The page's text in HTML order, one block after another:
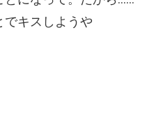
でキスしようや